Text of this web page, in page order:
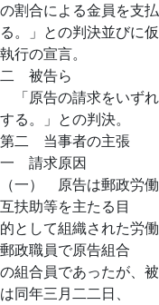
の割合による金員を支
る。」との判決並びに仮
執行の宣言。
二 被告ら
「原告の請求をいず
する。」との判決。
第二 当事者の主張
一 請求原因
（一） 原告は郵政労
互扶助等を主たる目
的として組織された労
郵政職員で原告組合
の組合員であったが、
は同年三月二二日、